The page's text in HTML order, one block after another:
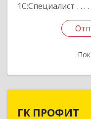
1С:Специалист
ГК ПРОФИТ